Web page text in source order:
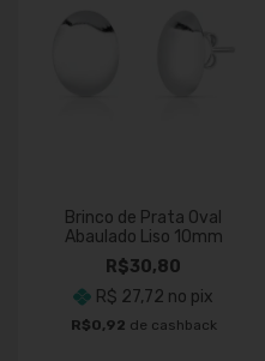
Brinco de Prata Oval
Abaulado Liso 10mm
R$30,80
R$ 27,72 no pix
R$0,92 de cashback